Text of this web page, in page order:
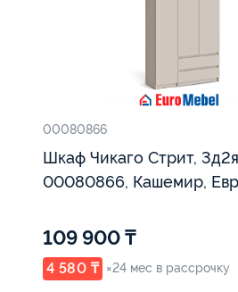
00080866
Шкаф Чикаго Стрит,
00080866, Кашемир,
109 900 ₸
4 580 ₸ ×24 мес в рассрочку